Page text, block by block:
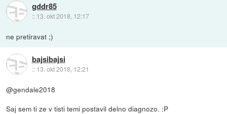
gddr85
:: 13. okt 2018, 12:17
ne pretiravat ;)
bajsibajsi
:: 13. okt 2018, 12:21
@gendale2018
Saj sem ti ze v tisti temi postavil delno diagnozo. :P